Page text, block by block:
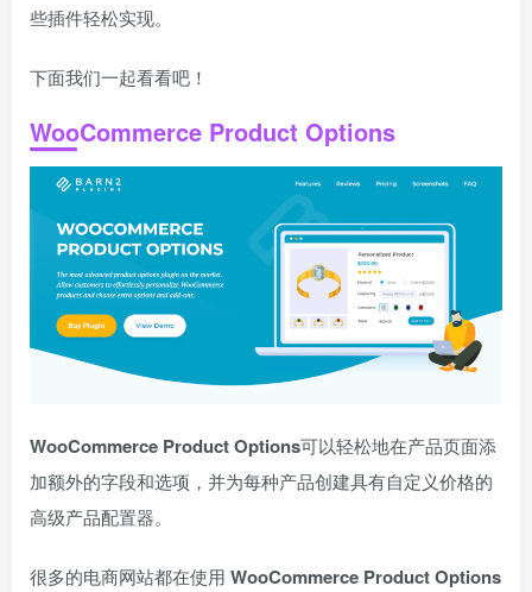
些插件轻松实现。
下面我们一起看看吧！
WooCommerce Product Options
WooCommerce Product Options可以轻松地在产品页面添
加额外的字段和选项，并为每种产品创建具有自定义价格的
高级产品配置器。
很多的电商网站都在使用 WooCommerce Product Options